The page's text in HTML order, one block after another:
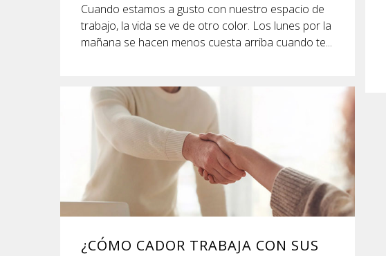
Cuando estamos a gusto con nuestro espacio de
trabajo, la vida se ve de otro color. Los lunes por la
mañana se hacen menos cuesta arriba cuando te...
¿CÓMO CADOR TRABAJA CON SUS